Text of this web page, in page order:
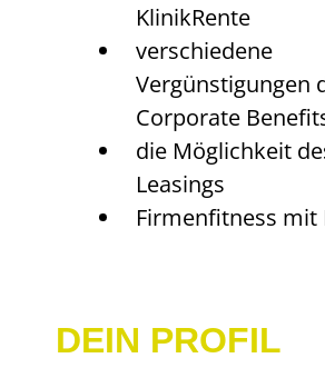
KlinikRente
verschiedene
Vergünstigungen
Corporate
die Möglichkeit
Leasings
Firmenfitness mit
DEIN PROFIL